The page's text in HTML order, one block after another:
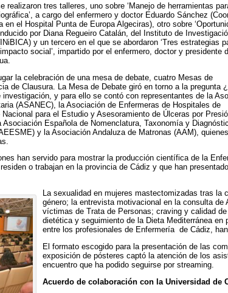
realizaron tres talleres, uno sobre ‘Manejo de herramientas
a cargo del enfermero y doctor Eduardo Sánchez
en el Hospital Punta de Europa Algeciras), otro sobre
por Diana Regueiro Catalán, del Instituto de
y un tercero en el que se abordaron ‘Tres estrategias
social’, impartido por el enfermero, doctor y presidente
la celebración de una mesa de debate, cuatro Mesas de
de Clausura. La Mesa de Debate giró en torno a la pregunta
y para ello se contó con representantes de la
(ASANEC), la Asociación de Enfermeras de Hospitales de
para el Estudio y Asesoramiento de Úlceras por
Asociación Española de Nomenclatura, Taxonomía y
y la Asociación Andaluza de Matronas (AAM),
han servido para mostrar la producción científica de la
o trabajan en la provincia de Cádiz y que han
La sexualidad en mujeres mastectomizadas tras
género; la entrevista motivacional en la consulta
víctimas de Trata de Personas; craving y calidad
dietética y seguimiento de la Dieta Mediterránea
entre los profesionales de Enfermería de Cádiz,
El formato escogido para la presentación de las
exposición de pósteres captó la atención de los
encuentro que ha podido seguirse por streaming.
Acuerdo de colaboración con la Universidad de